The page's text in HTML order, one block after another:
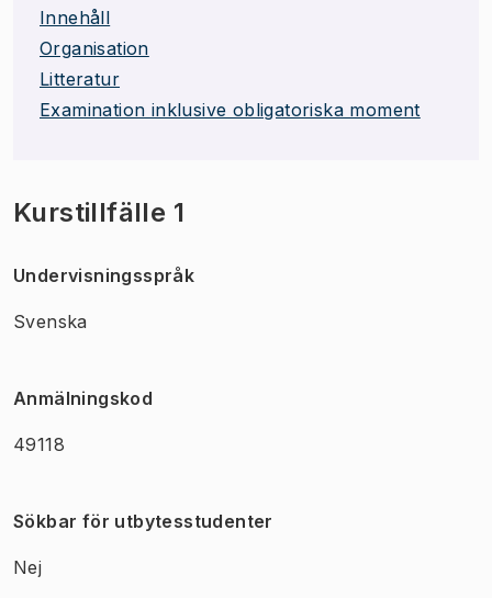
Innehåll
Organisation
Litteratur
Examination inklusive obligatoriska moment
Kurstillfälle 1
Undervisningsspråk
Svenska
Anmälningskod
49118
Sökbar för utbytesstudenter
Nej